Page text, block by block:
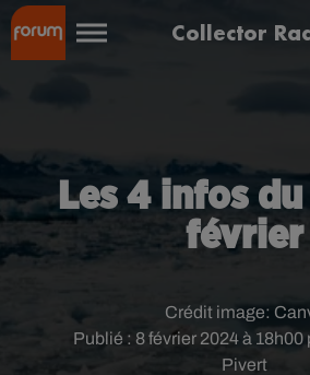
Collector
Les 4 infos
février
Publié : 8 février 2024 à
Pivert
Crédit image: